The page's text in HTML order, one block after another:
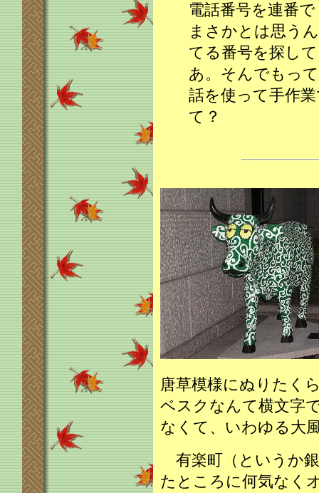
電話番号を連番
まさかとは思う
てる番号を探し
あ。そんでもっ
話を使って手作
て？
唐草模様にぬりたく
ベスクなんて横文字
なくて、いわゆる大
有楽町（というか
たところに何気なく